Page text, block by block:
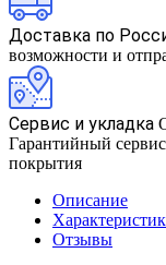
Доставка по
возможности и
Сервис и укладка
Гарантийный
покрытия
Описание
Отзывы